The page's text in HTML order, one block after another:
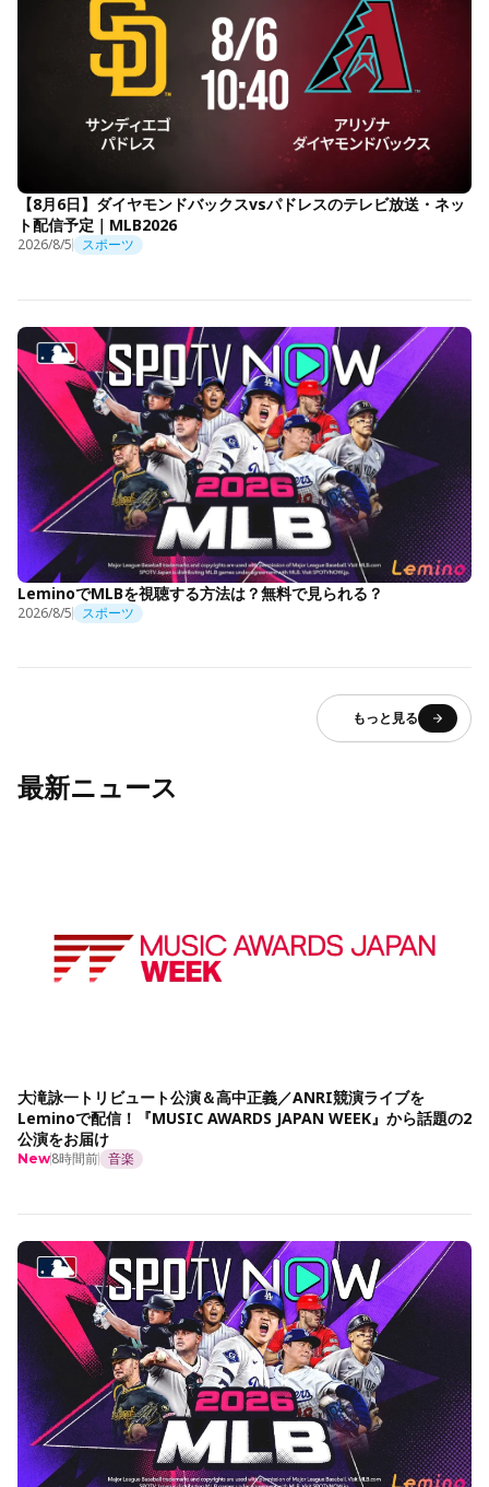
【8月6日】ダイヤモンドバックスvsパドレスのテレビ放送・ネッ
ト配信予定｜MLB2026
2026/8/5 スポーツ
LeminoでMLBを視聴する方法は？無料で見られる？
2026/8/5 スポーツ
もっと見る
最新ニュース
大滝詠一トリビュート公演＆高中正義／ANRI競演ライブを
Leminoで配信！『MUSIC AWARDS JAPAN WEEK』から話題の2
公演をお届け
New8時間前 音楽